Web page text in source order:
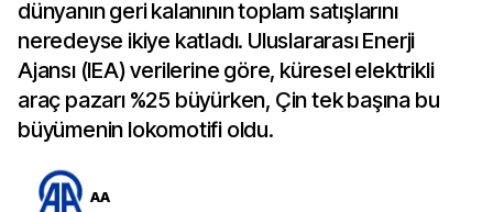
dünyanın geri kalanının toplam satışlarını
neredeyse ikiye katladı. Uluslararası Enerji
Ajansı (IEA) verilerine göre, küresel elektrikli
araç pazarı %25 büyürken, Çin tek başına bu
büyümenin lokomotifi oldu.
AA